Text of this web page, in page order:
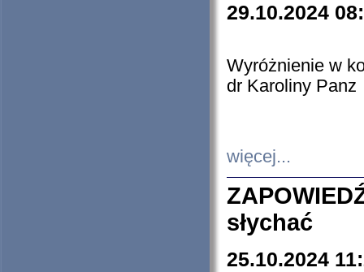
29.10.2024
Wyróżnienie w
dr Karoliny Panz
więcej...
słychać
25.10.2024